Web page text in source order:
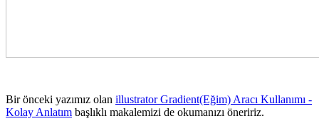
Bir önceki yazımız olan illustrator Gradient(Eğim) Aracı Kullanımı -
Kolay Anlatım başlıklı makalemizi de okumanızı öneririz.